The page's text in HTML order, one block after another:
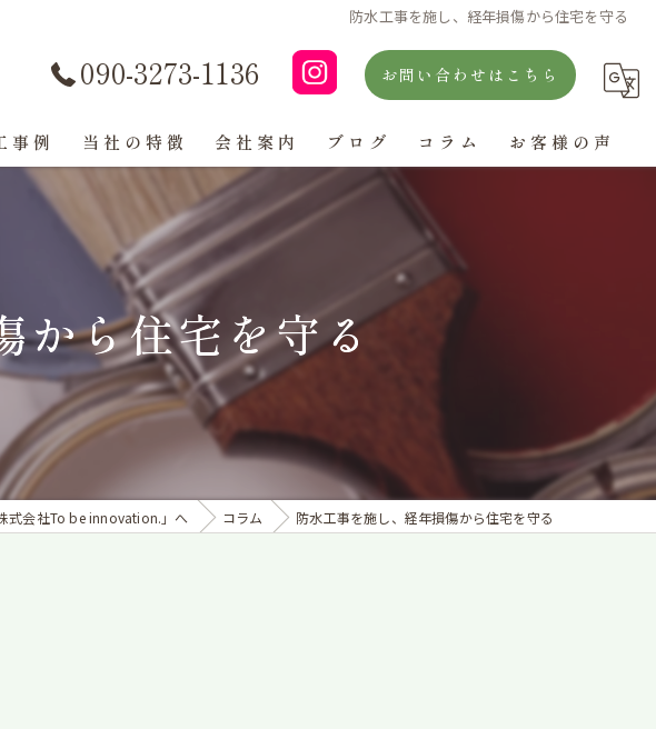
防水工事を施し、経年損傷から住宅を守る
090-3273-1136 お問い合わせはこちら
事例 当社の特徴
戸建て
マンション
防水工事
コーキング
会社案内
よくある質問
ブログ コラム お客様の声
から住宅を守る
式会社To be innovation.」へ コラム 防水工事を施し、経年損傷から住宅を守る